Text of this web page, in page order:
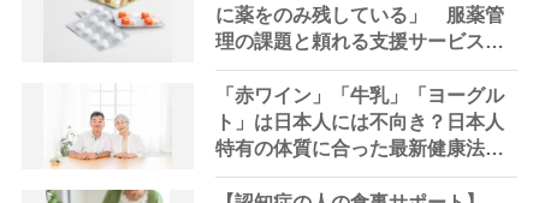
に薬をのみ残している」 服薬管
理の課題と頼れる支援サービスを
専門家が解説
「赤ワイン」「牛乳」「ヨーグル
ト」は日本人には不向き？日本人
特有の体質に合った最新健康法を
内科医が指南